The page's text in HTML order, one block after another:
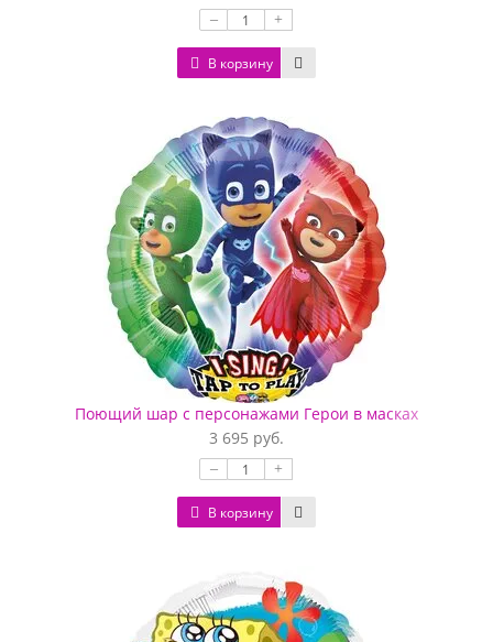
– +
В корзину
Поющий шар с персонажами Герои в масках
3 695 руб.
– +
В корзину